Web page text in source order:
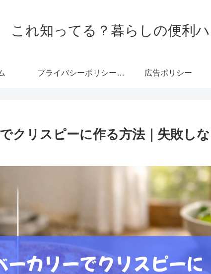
これ知ってる？暮らしの便利
プライバシーポリシー・免責事項 広告ポリシー
クリスピーに作る方法｜失敗し